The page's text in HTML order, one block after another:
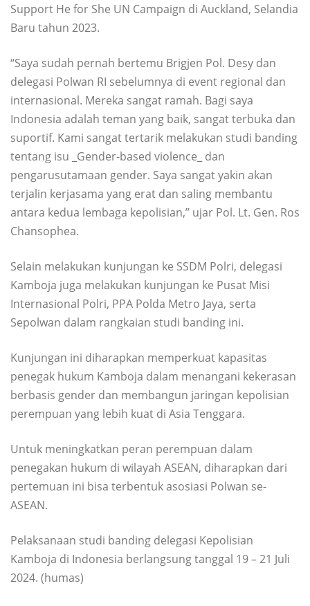
Support He for She UN Campaign di Auckland, Selandia
Baru tahun 2023.
“Saya sudah pernah bertemu Brigjen Pol. Desy dan
delegasi Polwan RI sebelumnya di event regional dan
internasional. Mereka sangat ramah. Bagi saya
Indonesia adalah teman yang baik, sangat terbuka dan
suportif. Kami sangat tertarik melakukan studi banding
tentang isu _Gender-based violence_ dan
pengarusutamaan gender. Saya sangat yakin akan
terjalin kerjasama yang erat dan saling membantu
antara kedua lembaga kepolisian,” ujar Pol. Lt. Gen. Ros
Chansophea.
Selain melakukan kunjungan ke SSDM Polri, delegasi
Kamboja juga melakukan kunjungan ke Pusat Misi
Internasional Polri, PPA Polda Metro Jaya, serta
Sepolwan dalam rangkaian studi banding ini.
Kunjungan ini diharapkan memperkuat kapasitas
penegak hukum Kamboja dalam menangani kekerasan
berbasis gender dan membangun jaringan kepolisian
perempuan yang lebih kuat di Asia Tenggara.
Untuk meningkatkan peran perempuan dalam
penegakan hukum di wilayah ASEAN, diharapkan dari
pertemuan ini bisa terbentuk asosiasi Polwan se-
ASEAN.
Pelaksanaan studi banding delegasi Kepolisian
Kamboja di Indonesia berlangsung tanggal 19 – 21 Juli
2024. (humas)